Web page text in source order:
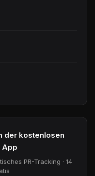
der kostenlosen
App
PR-Tracking · 14